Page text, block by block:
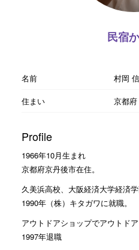
民宿
名前
村岡
住まい
京都府
Profile
1966年10月生まれ
京都府京丹後市在住。
久美浜高校、大阪経済大学経済
1990年（株）キタガワに就職。
アウトドアショップでアウトド
1997年退職